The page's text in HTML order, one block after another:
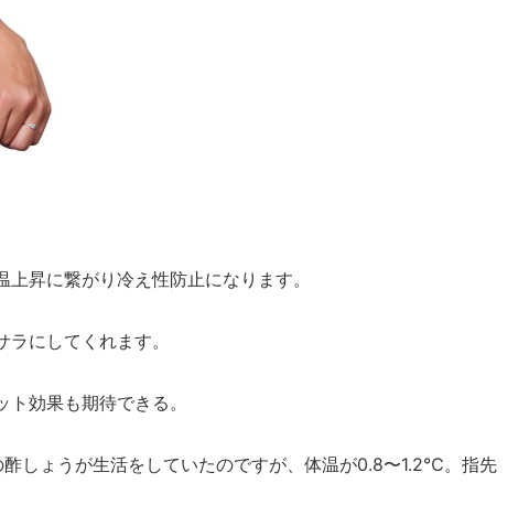
昇に繋がり冷え性防止になります。
にしてくれます。
効果も期待できる。
しょうが生活をしていたのですが、体温が0.8〜1.2℃。指先